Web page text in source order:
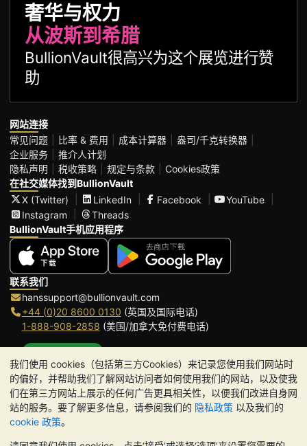
我们使用 cookies（包括第三方Cookies）来记录您使用我们网站时
的偏好，并帮助我们了解网站访问者如何使用我们的网站，以及使我
们在第三方网站上展示的任何广告更具相关性，以便我们改进自身网
站的服务。要了解更多信息，请参阅我们的 隐私政策 以及我们的
cookie 政策。
奢华与权力
从波斯到希腊
BullionVault很高兴为这个展览进行赞
助
网站连接
常见问题
比率 & 费用 成本计算器
盎司/千克转换器
企业服务
推介人计划
隐私声明
税收策略 规定与条款
Cookies政策
在社交媒体找到BullionVault
X (Twitter)
LinkedIn Facebook
YouTube
Instagram
Threads
BullionVault手机应用程序
联系我们
hanssupport@bullionvault.com
+44 (0)20 8600 0130 (英国及国际电话)
1-888-908-2858 (美国/加拿大免付费电话)
办公时间:
9am to 8:30pm (英国时间), 周一至周五
Galmarley Ltd T/A BullionVault
3 Shortlands (7th Floor)